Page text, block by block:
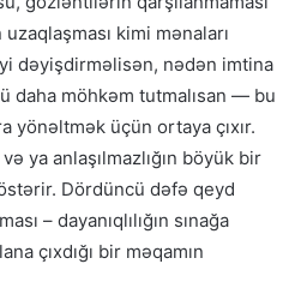
kimi mənaları
dəyişdirməlisən, nədən imtina
daha möhkəm tutmalısan — bu
yönəltmək üçün ortaya çıxır.
ya anlaşılmazlığın böyük bir
Dördüncü dəfə qeyd
– dayanıqlılığın sınağa
çıxdığı bir məqamın